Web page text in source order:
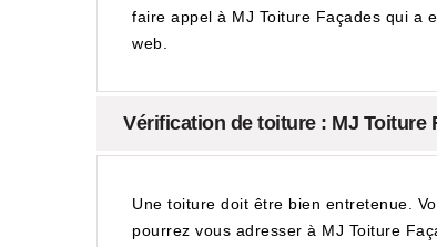
faire appel à MJ Toiture Façades qui a
web.
Vérification de toiture : MJ Toiture
Une toiture doit être bien entretenue.
pourrez vous adresser à MJ Toiture